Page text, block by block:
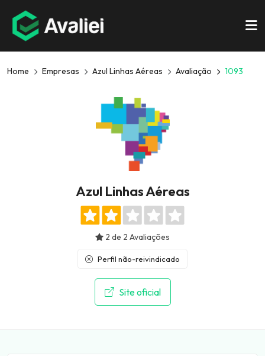
Home Empresas Azul Linhas Aéreas Avaliação 1093
Azul Linhas Aéreas
2 de 2 Avaliações
Perfil não-reivindicado
Site oficial